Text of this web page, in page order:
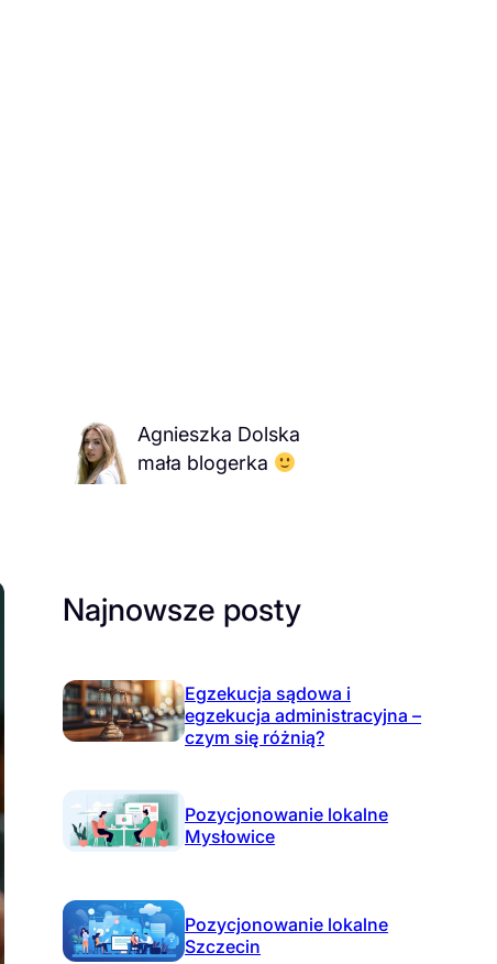
Agnieszka Dolska
mała blogerka
Najnowsze posty
Egzekucja sądowa i
egzekucja administracyjna –
czym się różnią?
Pozycjonowanie lokalne
Mysłowice
Pozycjonowanie lokalne
Szczecin